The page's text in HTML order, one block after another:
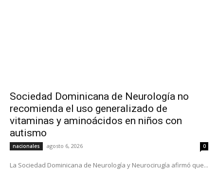
Sociedad Dominicana de Neurología no
recomienda el uso generalizado de
vitaminas y aminoácidos en niños con
autismo
nacionales agosto 6, 2026 0
La Sociedad Dominicana de Neurología y Neurocirugía afirmó que...